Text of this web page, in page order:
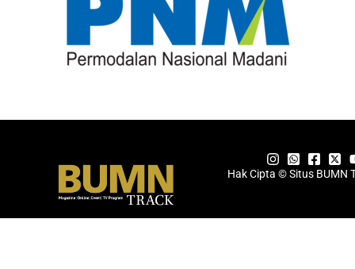
Hak Cipta © Situs BUMN